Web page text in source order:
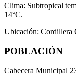
Clima: Subtropical
14°C.
Ubicación: Cordillera
POBLACIÓN
Cabecera Municipal